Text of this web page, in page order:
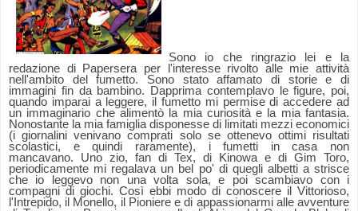
Sono io che ringrazio lei e la
redazione di Papersera per l'interesse rivolto alle mie attività
nell'ambito del fumetto.
Sono stato affamato di storie e di
immagini fin da bambino. Dapprima contemplavo le figure, poi,
quando imparai a leggere, il fumetto mi permise di accedere ad
un immaginario che alimentò la mia curiosità e la mia fantasia.
Nonostante la mia famiglia disponesse di limitati mezzi economici
(i giornalini venivano comprati solo se ottenevo ottimi risultati
scolastici, e quindi raramente), i fumetti in casa non
mancavano. Uno zio, fan di Tex, di Kinowa e di Gim Toro,
periodicamente mi regalava un bel po' di quegli albetti a strisce
che io leggevo non una volta sola, e poi scambiavo con i
compagni di giochi. Così ebbi modo di conoscere il Vittorioso,
l'Intrepido, il Monello, il Pioniere e di appassionarmi alle avventure